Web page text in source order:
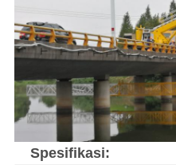
Spesifikasi: